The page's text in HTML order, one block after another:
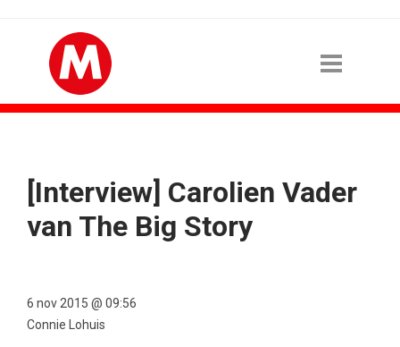
[Interview] Carolien Vader
van The Big Story
6 nov 2015 @ 09:56
Connie Lohuis